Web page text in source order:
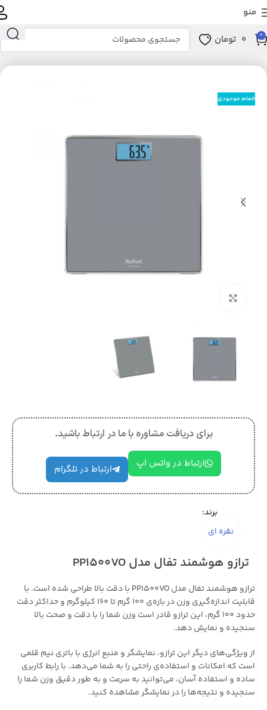
منو
0
0 تومان
خانه زیبایی و سلامت ابزار سلامت تجهیزات پزشکی
اتمام موجودی
برای دریافت مشاوره با ما در ارتباط باشید.
ارتباط در واتس اپ ارتباط در تلگرام
برند:
نقره ای
ترازو هوشمند تفال مدل PP1500VO
ترازو هوشمند تفال مدل PP1500VO با دقت بالا طراحی شده است. با
قابلیت اندازه‌گیری وزن در بازه‌ی 100 گرم تا 160 کیلوگرم و حداکثر دقت
حدود 100 گرم، این ترازو قادر است وزن شما را با دقت و صحت بالا
سنجیده و نمایش دهد.
از ویژگی‌های دیگر این ترازو، نمایشگر و منبع انرژی با باتری نیم قلمی
است که امکانات و استفاده‌ی راحتی را به شما می‌دهد. با رابط کاربری
ساده و استفاده آسان، می‌توانید به سرعت و به طور دقیق وزن شما را
سنجیده و نتیجه‌ها را در نمایشگر مشاهده کنید.